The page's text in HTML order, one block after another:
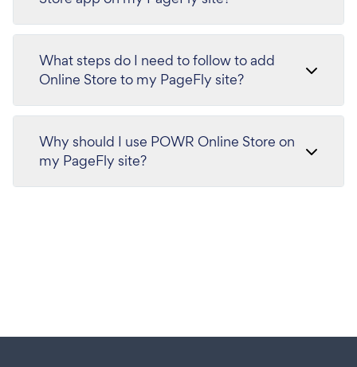
What steps do I need to follow to add
Online Store to my PageFly site?
Why should I use POWR Online Store on
my PageFly site?